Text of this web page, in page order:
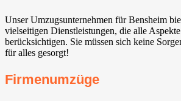
Unser Umzugsunternehmen für Bensheim
vielseitigen Dienstleistungen, die alle
berücksichtigen. Sie müssen sich keine
für alles gesorgt!
Firmenumzüge